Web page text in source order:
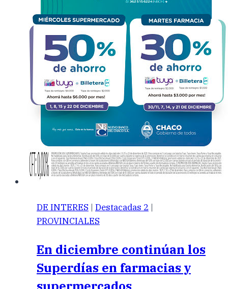
DE INTERES | Destacadas 2 |
PROVINCIALES
En diciembre continúan los
Superdías en farmacias y